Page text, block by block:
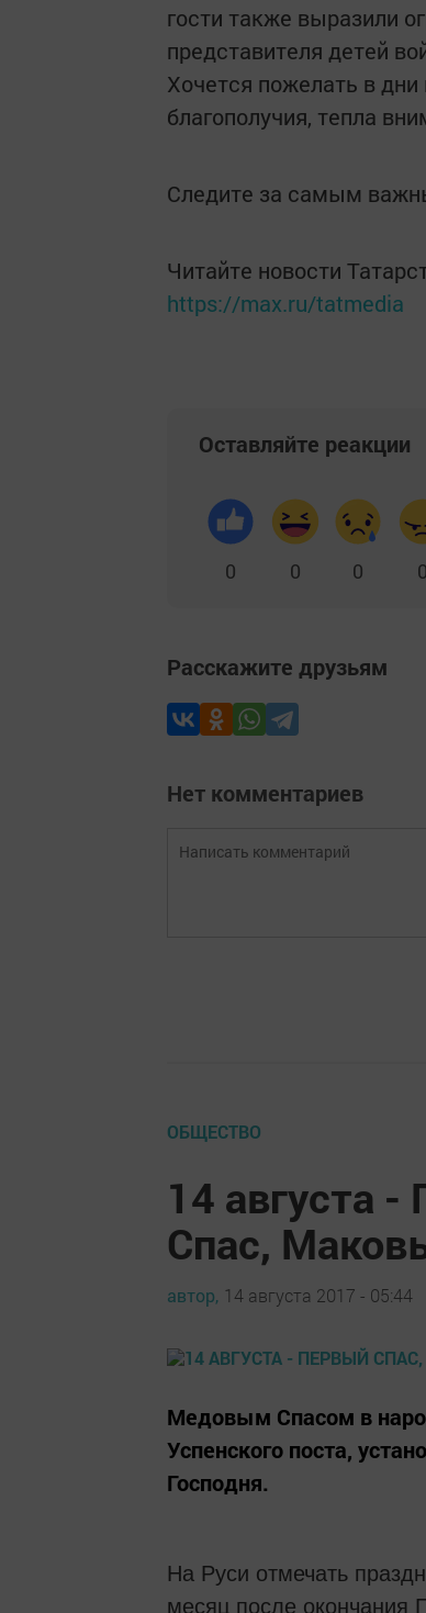
гости также выразили
представителя детей
Хочется пожелать в дни
благополучия, тепла
Следите за самым
Читайте новости
https://max.ru/tatmedia
Оставляйте реакции
0 0 0 0
Расскажите друзьям
Нет комментариев
ОБЩЕСТВО
14 августа
Спас,
автор, 14 августа 2017 - 05:44
Медовым Спасом в
Успенского поста,
Господня.
На Руси отмечать
месяц после окончания